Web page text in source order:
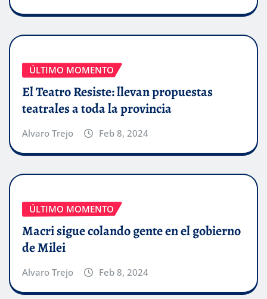
ÚLTIMO MOMENTO
El Teatro Resiste: llevan propuestas
teatrales a toda la provincia
Alvaro Trejo Feb 8, 2024
ÚLTIMO MOMENTO
Macri sigue colando gente en el gobierno
de Milei
Alvaro Trejo Feb 8, 2024